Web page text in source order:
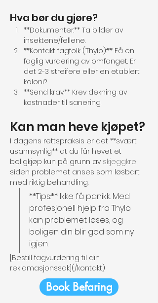
Hva bør du gjøre?
**Dokumenter:** Ta bilder av
insektene/fellene.
**Kontakt fagfolk (Thylo):** Få en
faglig vurdering av omfanget. Er
det 2-3 streifere eller en etablert
koloni?
**Send krav:** Krev dekning av
kostnader til sanering.
Kan man heve kjøpet?
I dagens rettspraksis er det **svært
usannsynlig** at du får hevet et
boligkjøp kun på grunn av skjeggkre,
siden problemet anses som løsbart
med riktig behandling.
**Tips:** Ikke få panikk. Med
profesjonell hjelp fra Thylo
kan problemet løses, og
boligen din blir god som ny
igjen.
[Bestill fagvurdering til din
reklamasjonssak](/kontakt)
Book Befaring